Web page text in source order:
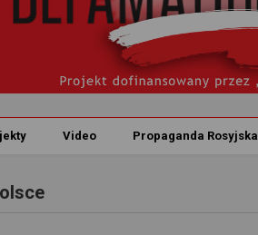
Video Propaganda Rosyjska